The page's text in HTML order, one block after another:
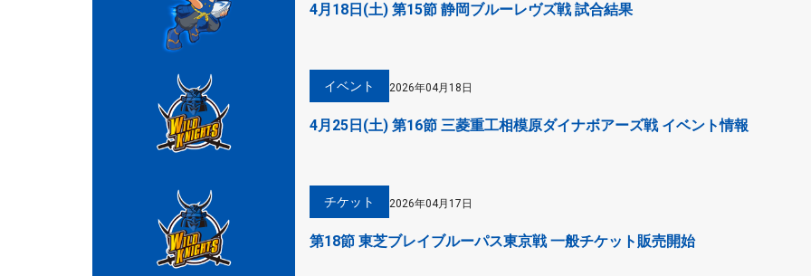
4月18日(土) 第15節 静岡ブルーレヴズ戦 試合結果
イベント 2026年04月18日
4月25日(土) 第16節 三菱重工相模原ダイナボアーズ戦 イベント情報
チケット 2026年04月17日
第18節 東芝ブレイブルーパス東京戦 一般チケット販売開始